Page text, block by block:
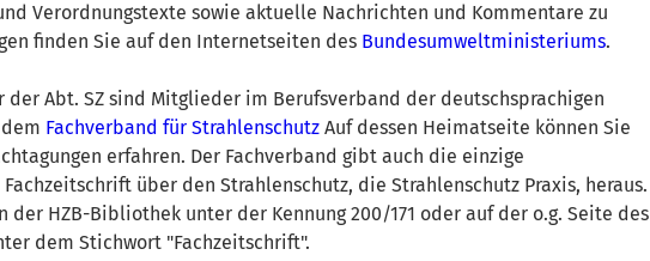
Verordnungstexte sowie aktuelle Nachrichten und Kommentare zu
finden Sie auf den Internetseiten des Bundesumweltministeriums.
Abt. SZ sind Mitglieder im Berufsverband der deutschsprachigen
Fachverband für Strahlenschutz Auf dessen Heimatseite können Sie
erfahren. Der Fachverband gibt auch die einzige
über den Strahlenschutz, die Strahlenschutz Praxis, heraus.
der HZB-Bibliothek unter der Kennung 200/171 oder auf der o.g. Seite des
dem Stichwort "Fachzeitschrift".